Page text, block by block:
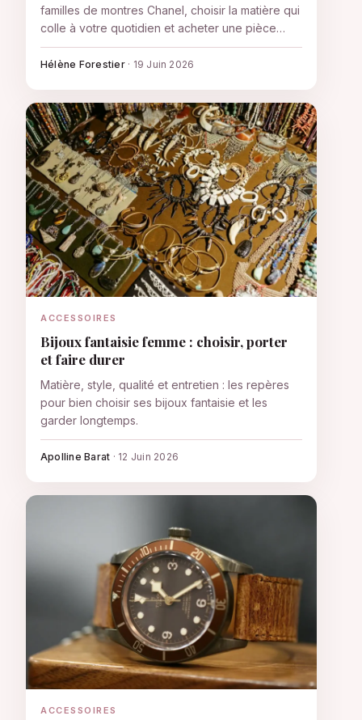
familles de montres Chanel, choisir la matière qui
colle à votre quotidien et acheter une pièce
authentique.
Hélène Forestier · 19 Juin 2026
ACCESSOIRES
Bijoux fantaisie femme : choisir, porter
et faire durer
Matière, style, qualité et entretien : les repères
pour bien choisir ses bijoux fantaisie et les
garder longtemps.
Apolline Barat · 12 Juin 2026
ACCESSOIRES